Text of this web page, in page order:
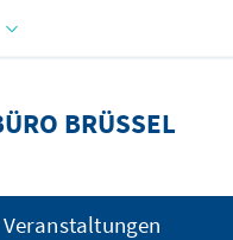
BRÜSSEL
Veranstaltungen